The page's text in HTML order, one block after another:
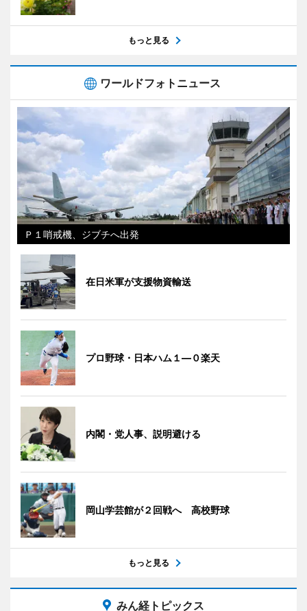
もっと見る
ワールドフォトニュース
Ｐ１哨戒機、ジブチへ出発
在日米軍が支援物資輸送
プロ野球・日本ハム１―０楽天
内閣・党人事、説明避ける
岡山学芸館が２回戦へ 高校野球
もっと見る
みん経トピックス